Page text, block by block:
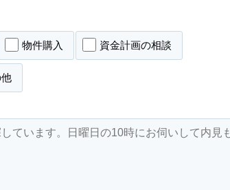
物件購入 資金計画の相談